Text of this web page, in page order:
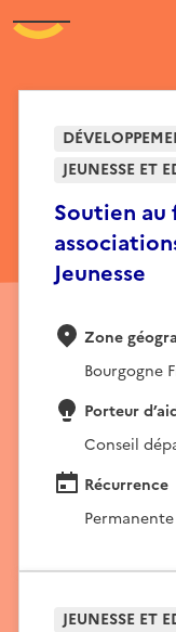
Soutien
Jeunesse
JEUNESSE ET
Zone
Bourgogne
Porteur
Conseil
Récurrence
Permanente
JEUNESSE ET